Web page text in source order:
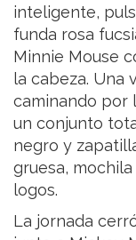
inteligente,
funda rosa
Minnie Mouse
la cabeza. Una
caminando por
un conjunto
negro y
gruesa,
logos.
La jornada